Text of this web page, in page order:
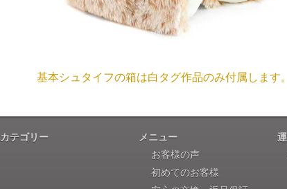
個人情報の漏洩は大丈夫でしょうか？
使用しております。お買い物・お問い合わせで
保護されますので、ご安心してお買い物をお楽し
商品画像は撮影用で撮られたものですので違う
「ベアちゃんの紹介分が丁寧に書か
埼玉県 K・I
「購入してから商品到着までメールを何
基本シュタイフの箱は白タグ作品のみ付属します。
カテゴリー
メニュー
お客様の声
初めてのお客様